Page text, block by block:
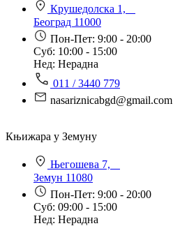
Крушедолска 1,
Београд 11000
Пон-Пет: 9:00 - 20:00
Суб: 10:00 - 15:00
Нед: Нерадна
011 / 3440 779
nasariznicabgd@gmail.com
Књижара у Земуну
Његошева 7,
Земун 11080
Пон-Пет: 9:00 - 20:00
Суб: 09:00 - 15:00
Нед: Нерадна